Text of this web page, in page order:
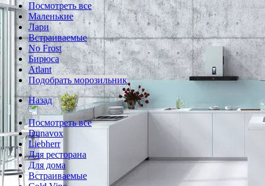
Посмотреть все
Маленькие
Лари
Встраиваемые
No Frost
Бирюса
Atlant
Подобрать морозильник
Назад
Посмотреть все
Dunavox
Liebherr
Для ресторана
Для дома
Встраиваемые